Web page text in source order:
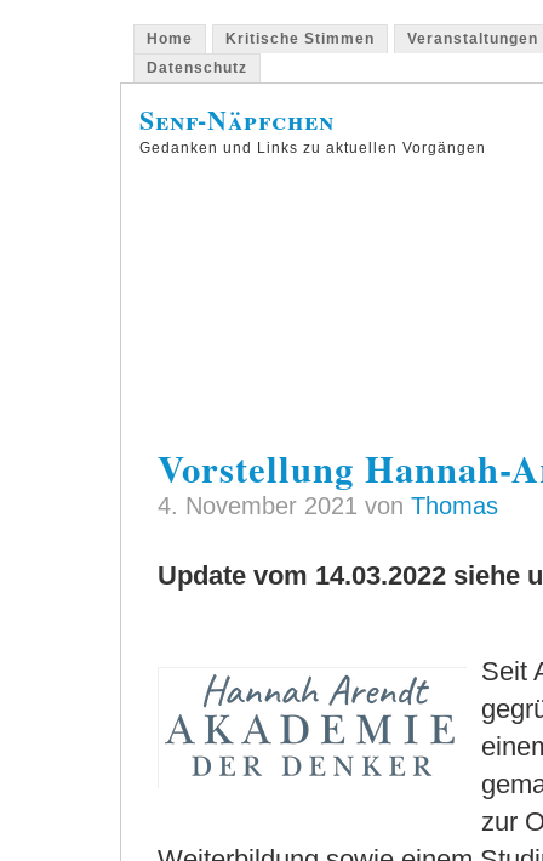
Home Kritische Stimmen
Veranstaltungen
Datenschutz
Senf-Näpfchen
Gedanken und Links zu aktuellen Vorgängen
Vorstellung Hannah-
4. November 2021 von Thomas
Update vom 14.03.2022 siehe
Seit
zur